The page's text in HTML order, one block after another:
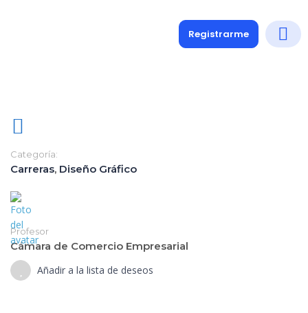
Registrarme
Categoría:
Carreras, Diseño Gráfico
Profesor
Cámara de Comercio Empresarial
Añadir a la lista de deseos